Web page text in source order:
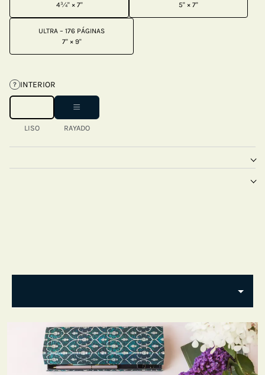
4¾" × 7"
5" × 7"
ULTRA – 176 PÁGINAS
7" × 9"
? INTERIOR
LISO RAYADO